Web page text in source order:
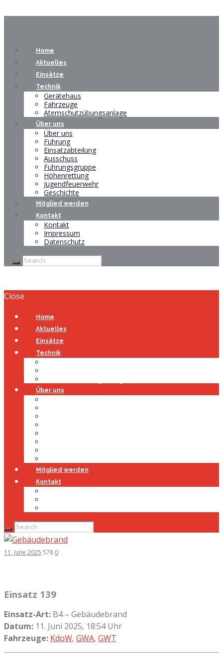
Home
Aktuelles
Einsätze
Technik
Gerätehaus
Fahrzeuge
Atemschutzübungsanlage
Über uns
Über uns
Führung
Einsatzabteilung
Ausschuss
Führungsgruppe
Höhenrettung
Jugendfeuerwehr
Geschichte
Mitglied werden
Kontakt
Kontakt
Impressum
Datenschutz
Close
Home
Aktuelles
Einsätze
Technik
Über uns
Mitglied werden
Kontakt
11. June 2025 578 0
Einsatz 139
Einsatz-Art: B4 – Gebäudebrand
Datum: 11. Juni 2025, 18:54 Uhr
Fahrzeuge: KdoW, GWA, GWT